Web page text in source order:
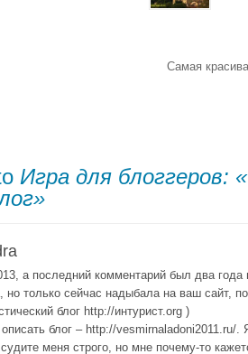
Самая
Игра для блоггеров:
а последний комментарий был два года
но только сейчас надыбала на ваш сайт,
блог http://интурист.org )
блог – http://vesmirnaladoni2011.ru/
меня строго, но мне почему-то